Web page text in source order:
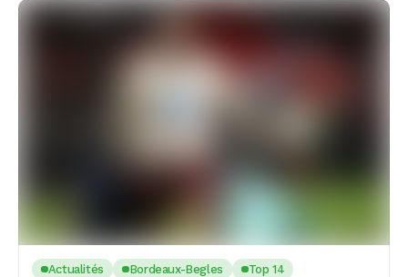
Actualités Bordeaux-Begles Top 14